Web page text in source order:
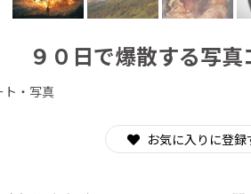
９０日で爆散する写真
ト・写真
お気に入りに登録